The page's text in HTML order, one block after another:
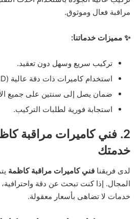
مراقبة فعال وموثوق.
✨ مميزات خدماتنا:
تركيب سريع وسهل دون تعقيد.
استخدام كاميرات ذات دقة عالية (Full HD و 4K).
ضمان يصل إلى سنتين على جميع
استجابة فورية لطلبات التركيب.
2. فني كاميرات مراقبة
خدمتك
لدى فريقنا فني كاميرات مراقبة كاظمة
المجال. إذا كنت تبحث عن دقة واحترافية،
خدمات لا تضاهى بأسعار معقولة.